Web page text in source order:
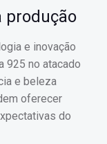
produção
e inovação
925 no atacado
e beleza
oferecer
do